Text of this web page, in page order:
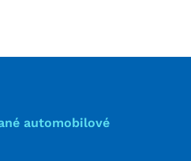
automobilové